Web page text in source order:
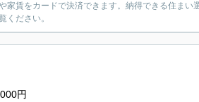
賃をカードで決済できます。納得できる住まい
ください。
円